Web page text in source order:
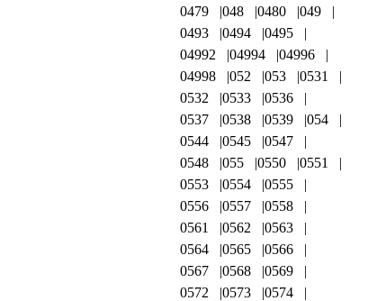
0479
048 0480
049
0493
0494
0495
04992
04994
04996
04998
052 053
0531
0532
0533
0536
0537
0538 0539
054
0544
0545
0547
0548
055 0550
0551
0553
0554
0555
0556
0557
0558
0561
0562
0563
0564
0565
0566
0567
0568
0569
0572
0573
0574